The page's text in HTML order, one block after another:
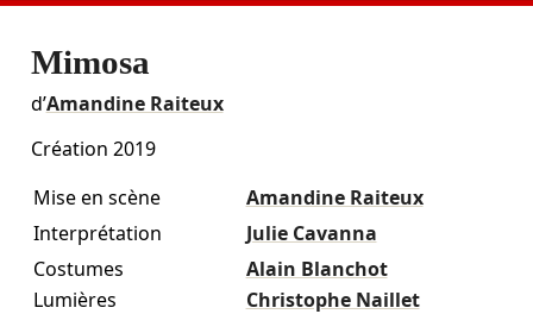
Mimosa
d’Amandine Raiteux
Création 2019
Mise en scène
Amandine Raiteux
Interprétation
Julie Cavanna
Costumes
Alain Blanchot
Lumières
Christophe Naillet